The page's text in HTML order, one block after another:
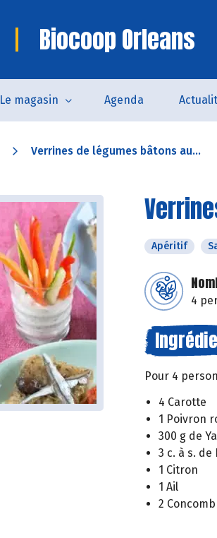
Biocoop Orleans
Le magasin Agenda
Verrines de légumes bâtons au...
Apéritif
4
Pour 4
4 Carotte
1 Poivron
300 g de
3 c. à s. de
1 Citron
1 Ail
2